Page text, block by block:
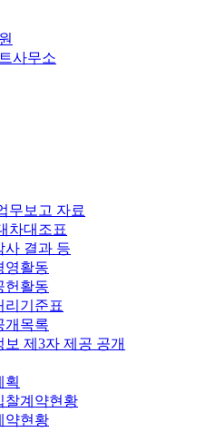
사무소
무보고 자료
차대조표
사 결과 등
영활동
헌활동
리기준표
개목록
보 제3자 제공 공개
획
찰계약현황
약현황